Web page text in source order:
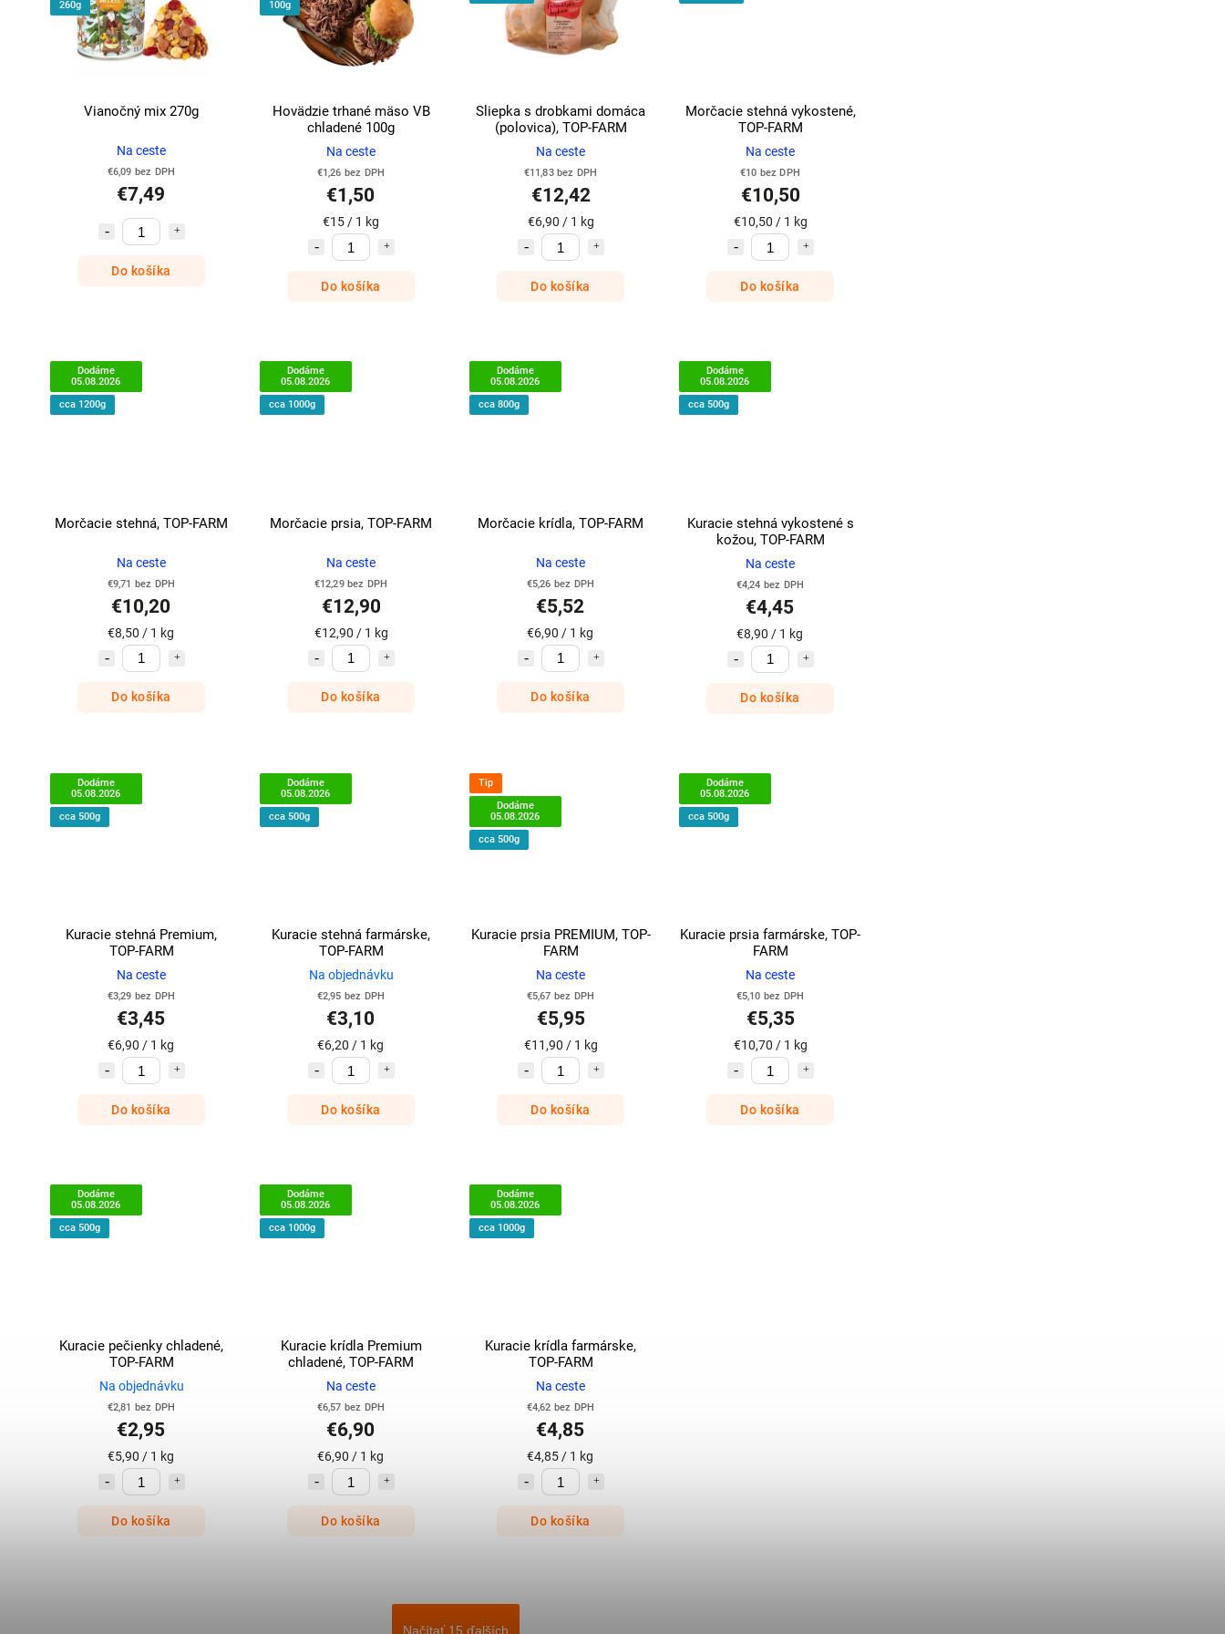
260g
Vianočný mix 270g
Na ceste
€6,09 bez DPH
€7,49
Do košíka
100g
Hovädzie trhané mäso VB
chladené 100g
Na ceste
€1,26 bez DPH
€1,50
€15 / 1 kg
Do košíka
Sliepka s drobkami domáca
(polovica), TOP-FARM
Na ceste
€11,83 bez DPH
€12,42
€6,90 / 1 kg
Do košíka
Morčacie stehná vykostené,
TOP-FARM
Na ceste
€10 bez DPH
€10,50
€10,50 / 1 kg
Do košíka
Dodáme
05.08.2026
cca 1200g
Morčacie stehná, TOP-FARM
Na ceste
€9,71 bez DPH
€10,20
€8,50 / 1 kg
Do košíka
Dodáme
05.08.2026
cca 1000g
Morčacie prsia, TOP-FARM
Na ceste
€12,29 bez DPH
€12,90
€12,90 / 1 kg
Do košíka
Dodáme
05.08.2026
cca 800g
Morčacie krídla, TOP-FARM
Na ceste
€5,26 bez DPH
€5,52
€6,90 / 1 kg
Do košíka
Dodáme
05.08.2026
cca 500g
Kuracie stehná vykostené s
kožou, TOP-FARM
Na ceste
€4,24 bez DPH
€4,45
€8,90 / 1 kg
Do košíka
Dodáme
05.08.2026
cca 500g
Kuracie stehná Premium,
TOP-FARM
Na ceste
€3,29 bez DPH
€3,45
€6,90 / 1 kg
Do košíka
Dodáme
05.08.2026
cca 500g
Kuracie stehná farmárske,
TOP-FARM
Na objednávku
€2,95 bez DPH
€3,10
€6,20 / 1 kg
Do košíka
Tip
Dodáme
05.08.2026
cca 500g
Kuracie prsia PREMIUM, TOP-
FARM
Na ceste
€5,67 bez DPH
€5,95
€11,90 / 1 kg
Do košíka
Dodáme
05.08.2026
cca 500g
Kuracie prsia farmárske, TOP-
FARM
Na ceste
€5,10 bez DPH
€5,35
€10,70 / 1 kg
Do košíka
Dodáme
05.08.2026
cca 500g
Kuracie pečienky chladené,
TOP-FARM
Na objednávku
€2,81 bez DPH
€2,95
€5,90 / 1 kg
Do košíka
Dodáme
05.08.2026
cca 1000g
Kuracie krídla Premium
chladené, TOP-FARM
Na ceste
€6,57 bez DPH
€6,90
€6,90 / 1 kg
Do košíka
Dodáme
05.08.2026
cca 1000g
Kuracie krídla farmárske,
TOP-FARM
Na ceste
€4,62 bez DPH
€4,85
€4,85 / 1 kg
Do košíka
Načítať 15 ďalších